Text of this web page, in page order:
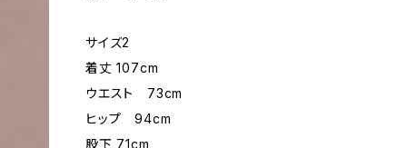
サイズ2
着丈 107cm
ウエスト 73cm
ヒップ 94cm
股下 71cm